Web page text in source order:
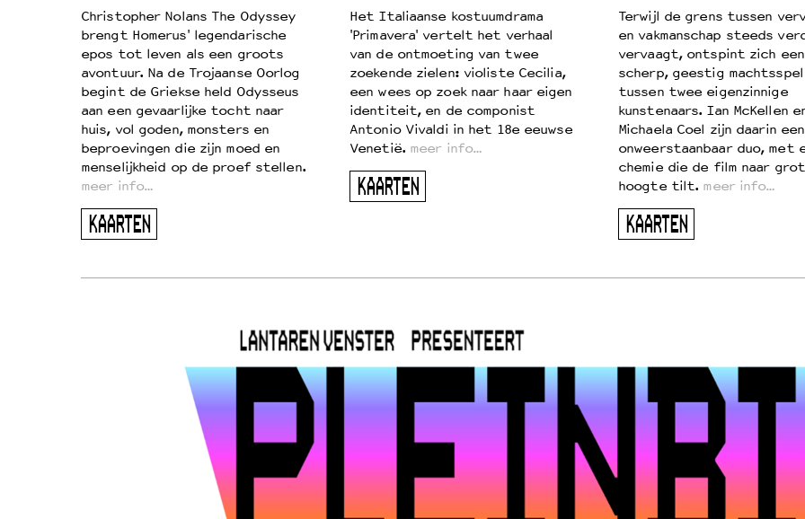
Christopher Nolans The Odyssey
brengt Homerus' legendarische
epos tot leven als een groots
avontuur. Na de Trojaanse Oorlog
begint de Griekse held Odysseus
aan een gevaarlijke tocht naar
huis, vol goden, monsters en
beproevingen die zijn moed en
menselijkheid op de proef stellen.
meer info…
KAARTEN
Het Italiaanse kostuumdrama
'Primavera' vertelt het verhaal
van de ontmoeting van twee
zoekende zielen: violiste Cecilia,
een wees op zoek naar haar eigen
identiteit, en de componist
Antonio Vivaldi in het 18e eeuwse
Venetië. meer info…
KAARTEN
Terwijl de grens tussen
en vakmanschap steeds
vervaagt, ontspint zich een
scherp, geestig machtsspel
tussen twee eigenzinnige
kunstenaars. Ian McKellen
Michaela Coel zijn daarin een
onweerstaanbaar duo, met
chemie die de film naar
hoogte tilt. meer info…
KAARTEN